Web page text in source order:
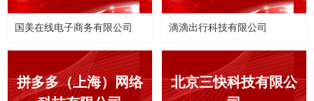
长城汽车入选《大美无度》2021世界500强
大美无度发布：银河体育入选AAA信用企业，好
国美在线电子商务有限公司 滴滴出行科技有限公司
拼多多（上海）网络
北京三快科技有限公